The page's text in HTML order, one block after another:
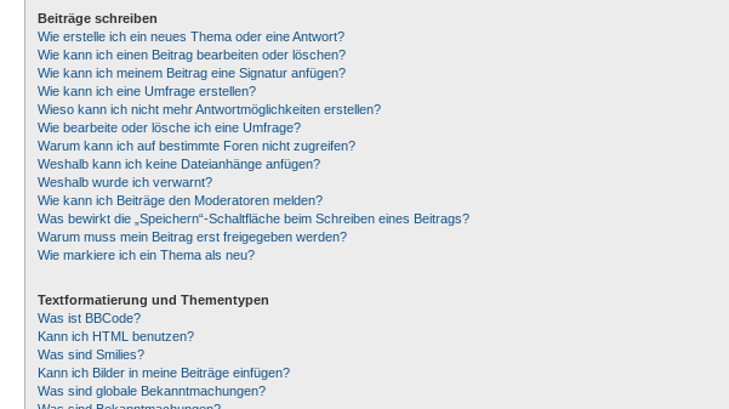
Beiträge schreiben
Wie erstelle ich ein neues Thema oder eine Antwort?
Wie kann ich einen Beitrag bearbeiten oder löschen?
Wie kann ich meinem Beitrag eine Signatur anfügen?
Wie kann ich eine Umfrage erstellen?
Wieso kann ich nicht mehr Antwortmöglichkeiten erstellen?
Wie bearbeite oder lösche ich eine Umfrage?
Warum kann ich auf bestimmte Foren nicht zugreifen?
Weshalb kann ich keine Dateianhänge anfügen?
Weshalb wurde ich verwarnt?
Wie kann ich Beiträge den Moderatoren melden?
Was bewirkt die „Speichern“-Schaltfläche beim Schreiben eines Beitrags?
Warum muss mein Beitrag erst freigegeben werden?
Wie markiere ich ein Thema als neu?
Textformatierung und Thementypen
Was ist BBCode?
Kann ich HTML benutzen?
Was sind Smilies?
Kann ich Bilder in meine Beiträge einfügen?
Was sind globale Bekanntmachungen?